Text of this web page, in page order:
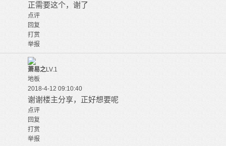
正需要这个，谢了
点评
回复
打赏
举报
萧易之LV.1
地板
2018-4-12 09:10:40
谢谢楼主分享，正好想要呢
点评
回复
打赏
举报